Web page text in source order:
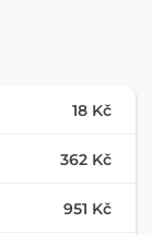
18 Kč
362 Kč
951 Kč